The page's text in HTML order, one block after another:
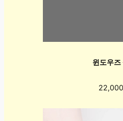
윈도우즈